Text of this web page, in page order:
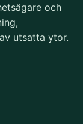
och
utsatta ytor.